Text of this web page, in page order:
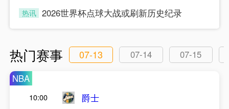
热讯 2026世界杯点球大战或刷新历史纪录
热门赛事 07-13 07-14
07-15
NBA
10:00
爵士